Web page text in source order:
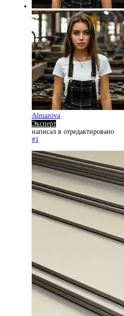
Almazova
Эксперт
написал в отредактировано
#1